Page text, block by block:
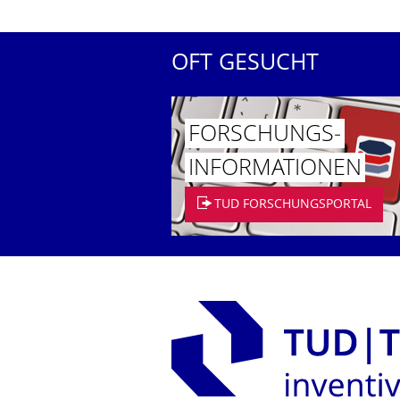
OFT GESUCHT
FORSCHUNGS­
INFORMATIO­NEN
TUD FORSCHUNGSPORTAL